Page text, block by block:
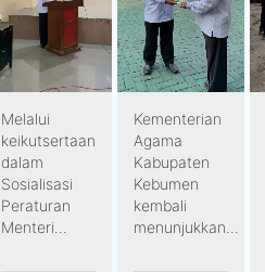
Melalui
keikutsertaan
dalam
Sosialisasi
Peraturan
Menteri...
Kementerian
Agama
Kabupaten
Kebumen
kembali
menunjukkan...